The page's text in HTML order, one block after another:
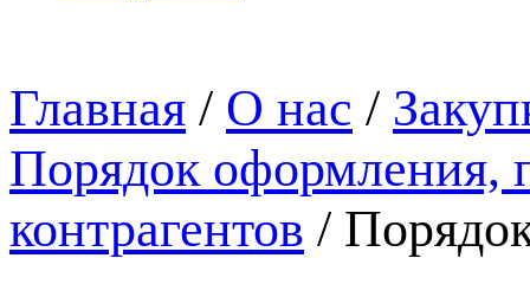
Главная / О нас /
Порядок оформления,
контрагентов /